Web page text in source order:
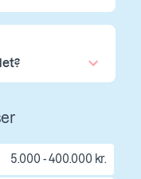
5.000 - 400.000 kr.